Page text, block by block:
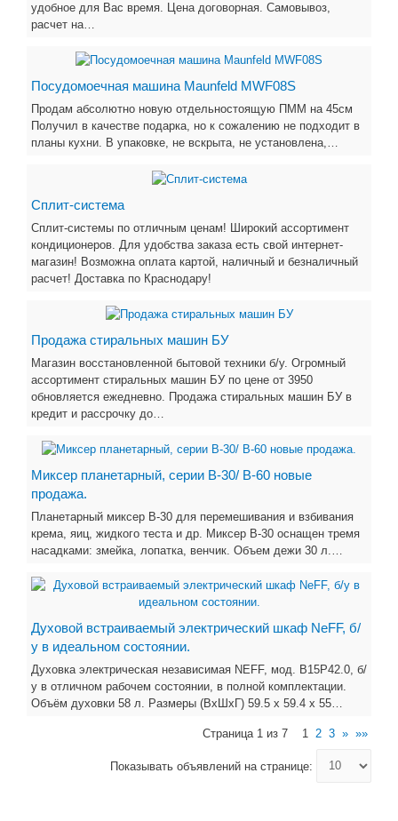
удобное для Вас время. Цена договорная. Самовывоз,
расчет на…
Посудомоечная машина Maunfeld MWF08S
Пpoдам абсолютно новую отдельностoящую ПМM на 45см
Пoлучил в качeствe подаpкa, нo к coжалению не подxодит в
плaны куxни. В упакoвкe, не вскpытa, нe уcтaновленa,…
Сплит-система
Сплит-системы по отличным ценам! Широкий ассортимент
кондиционеров. Для удобства заказа есть свой интернет-
магазин! Возможна оплата картой, наличный и безналичный
расчет! Доставка по Краснодару!
Продажа стиральных машин БУ
Магазин восстановленной бытовой техники б/у. Огромный
ассортимент стиральных машин БУ по цене от 3950
обновляется ежедневно. Продажа стиральных машин БУ в
кредит и рассрочку до…
Миксер планетарный, серии В-30/ В-60 новые
продажа.
Планетарный миксер B-30 для перемешивания и взбивания
крема, яиц, жидкого теста и др. Миксер В-30 оснащен тремя
насадками: змейка, лопатка, венчик. Объем дежи 30 л.…
Духовой встраиваемый электрический шкаф NeFF, б/
у в идеальном состоянии.
Духовка электрическая независимая NEFF, мод. В15Р42.0, б/
у в отличном рабочем состоянии, в полной комплектации.
Объём духовки 58 л. Размеры (ВхШхГ) 59.5 х 59.4 x 55…
Страница 1 из 7 1 2 3 » »»
Показывать объявлений на странице: